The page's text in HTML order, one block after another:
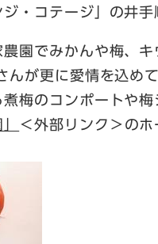
・コテージ」の井手
園でみかんや梅、
んが更に愛情を込め
梅のコンポートや
＜外部リンク＞ の